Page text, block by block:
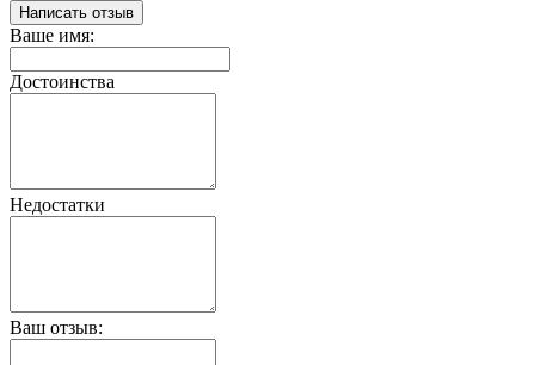
Написать отзыв
Ваше имя:
Достоинства
Недостатки
Ваш отзыв: